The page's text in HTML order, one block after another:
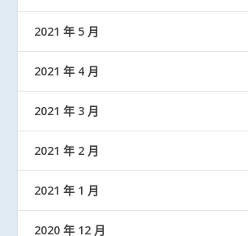
2021 年 5 月
2021 年 4 月
2021 年 3 月
2021 年 2 月
2021 年 1 月
2020 年 12 月